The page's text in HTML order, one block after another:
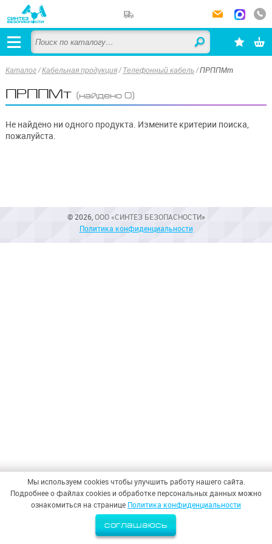
Каталог /Кабельная продукция / Телефонный кабель /ПРППМт
ПРППМт (найдено 0)
Не найдено ни одного продукта. Измените критерии поиска,
пожалуйста.
© 2026, ООО «СИНТЕЗ БЕЗОПАСНОСТИ»
Политика конфиденциальности
Мы используем cookies чтобы улучшить работу нашего сайта.
Подробнее о файлах cookies и обработке персональных данных можно
ознакомиться на странице Политика конфиденциальности
соглашаюсь